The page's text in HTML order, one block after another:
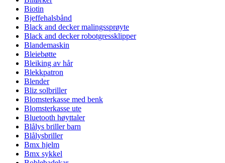
Biotin
Bjeffehalsbånd
Black and decker malingssprøyte
Black and decker robotgressklipper
Blandemaskin
Bleiebøtte
Bleiking av hår
Blekkpatron
Blender
Bliz solbriller
Blomsterkasse med benk
Blomsterkasse ute
Bluetooth høyttaler
Blålys briller barn
Blålysbriller
Bmx hjelm
Bmx sykkel